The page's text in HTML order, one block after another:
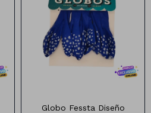
Globo de colores con diseño
de huellitas x10 unidades
Globo Fessta Diseño